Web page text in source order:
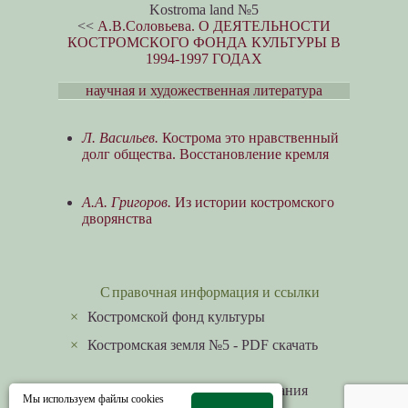
Kostroma land №5
<< А.В.Соловьева. О ДЕЯТЕЛЬНОСТИ
КОСТРОМСКОГО ФОНДА КУЛЬТУРЫ В
1994-1997 ГОДАХ
научная и художественная литература
Л. Васильев. Кострома это нравственный
долг общества. Восстановление кремля
А.А. Григоров. Из истории костромского
дворянства
Справочная информация и ссылки
×Костромской фонд культуры
×Костромская земля №5 - PDF скачать
Научные периодические издания
Мы используем файлы cookies